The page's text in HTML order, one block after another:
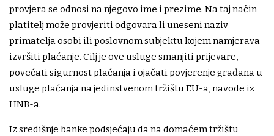
provjera se odnosi na njegovo ime i prezime. Na taj način
platitelj može provjeriti odgovara li uneseni naziv
primatelja osobi ili poslovnom subjektu kojem namjerava
izvršiti plaćanje. Cilj je ove usluge smanjiti prijevare,
povećati sigurnost plaćanja i ojačati povjerenje građana u
usluge plaćanja na jedinstvenom tržištu EU-a, navode iz
HNB-a.
Iz središnje banke podsjećaju da na domaćem tržištu